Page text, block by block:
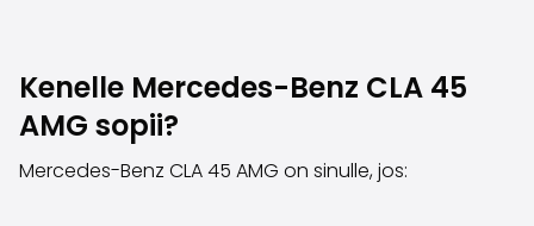
Volkswagen
Volvo
Kaikki automerkit
Myy autosi
Kenelle Mercedes-Benz CLA 45
AMG sopii?
Mercedes-Benz CLA 45 AMG on sinulle, jos: